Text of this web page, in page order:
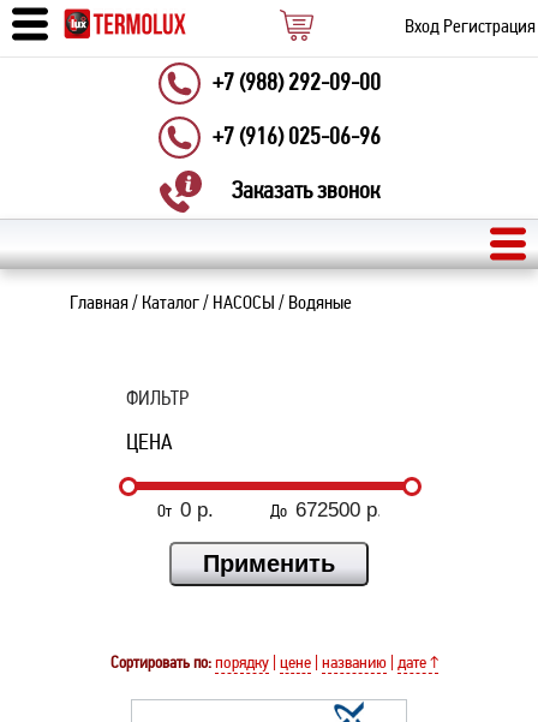
Вход Регистрация
+7 (988) 292-09-00
+7 (916) 025-06-96
Заказать звонок
Главная/ Каталог/ НАСОСЫ / Водяные
ФИЛЬТР
ЦЕНА
От До
Сортировать по: порядку цене названию дате ↑